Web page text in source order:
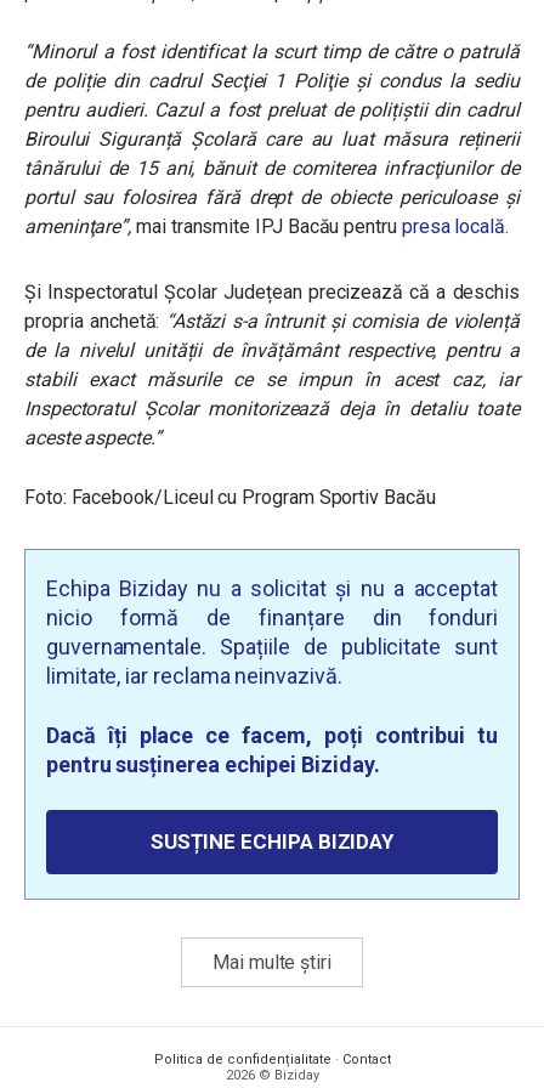
“Minorul a fost identificat la scurt timp de către o patrulă
de poliție din cadrul Secţiei 1 Poliţie și condus la sediu
pentru audieri. Cazul a fost preluat de polițiștii din cadrul
Biroului Siguranță Școlară care au luat măsura reținerii
tânărului de 15 ani, bănuit de comiterea infracţiunilor de
portul sau folosirea fără drept de obiecte periculoase şi
ameninţare”, mai transmite IPJ Bacău pentru presa locală.
Și Inspectoratul Școlar Județean precizează că a deschis
propria anchetă: “Astăzi s-a întrunit și comisia de violență
de la nivelul unității de învățământ respective, pentru a
stabili exact măsurile ce se impun în acest caz, iar
Inspectoratul Școlar monitorizează deja în detaliu toate
aceste aspecte.”
Foto: Facebook/Liceul cu Program Sportiv Bacău
Echipa Biziday nu a solicitat și nu a acceptat
nicio formă de finanțare din fonduri
guvernamentale. Spațiile de publicitate sunt
limitate, iar reclama neinvazivă.
Dacă îți place ce facem, poți contribui tu
pentru susținerea echipei Biziday.
SUSȚINE ECHIPA BIZIDAY
Mai multe știri
Politica de confidențialitate · Contact
2026 © Biziday